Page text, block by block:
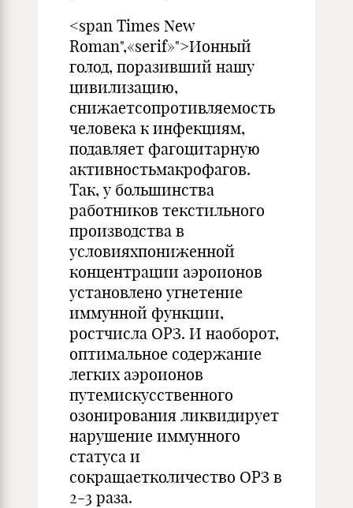
<span Times New
Roman",«serif»">Ионный
голод, поразивший нашу
цивилизацию,
снижаетсопротивляемость
человека к инфекциям,
подавляет фагоцитарную
активностьмакрофагов.
Так, у большинства
работников текстильного
производства в
условияхпониженной
концентрации аэроионов
установлено угнетение
иммунной функции,
ростчисла ОРЗ. И наоборот,
оптимальное содержание
легких аэроионов
путемискусственного
озонирования ликвидирует
нарушение иммунного
статуса и
сокращаетколичество ОРЗ в
2-3 раза.